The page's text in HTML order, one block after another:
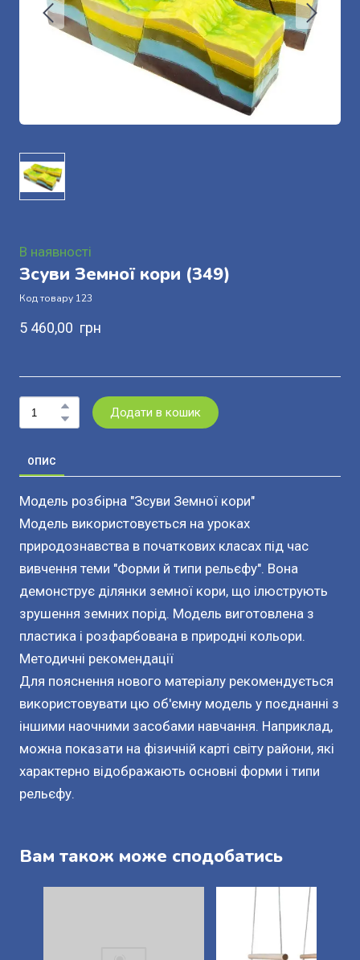
В наявності
Зсуви Земної кори (349)
Код товару 123
5 460,00  грн
Додати в кошик
ОПИС
Модель розбірна "Зсуви Земної кори"
Модель використовується на уроках
природознавства в початкових класах під час
вивчення теми "Форми й типи рельєфу". Вона
демонструє ділянки земної кори, що ілюструють
зрушення земних порід. Модель виготовлена з
пластика і розфарбована в природні кольори.
Методичні рекомендації
Для пояснення нового матеріалу рекомендується
використовувати цю об'ємну модель у поєднанні з
іншими наочними засобами навчання. Наприклад,
можна показати на фізичній карті світу райони, які
характерно відображають основні форми і типи
рельєфу.
Вам також може сподобатись